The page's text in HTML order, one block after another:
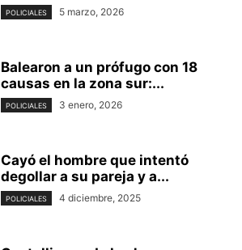
POLICIALES 5 marzo, 2026
Balearon a un prófugo con 18
causas en la zona sur:...
POLICIALES 3 enero, 2026
Cayó el hombre que intentó
degollar a su pareja y a...
POLICIALES 4 diciembre, 2025